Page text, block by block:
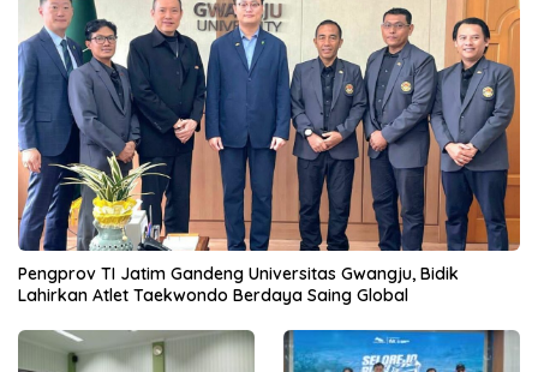
Pengprov TI Jatim Gandeng Universitas Gwangju, Bidik
Lahirkan Atlet Taekwondo Berdaya Saing Global